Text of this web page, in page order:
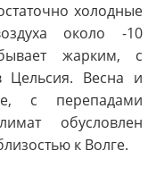
холодные
около -10
жарким, с
Цельсия. Весна и
с перепадами
обусловлен
к Волге.